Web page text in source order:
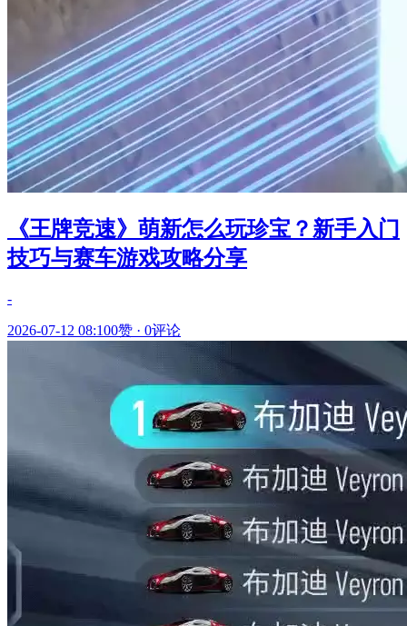
《王牌竞速》萌新怎么玩珍宝？新手入门
技巧与赛车游戏攻略分享
-
2026-07-12 08:100赞 · 0评论